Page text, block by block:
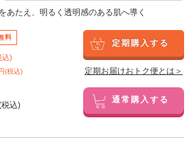
あたえ、明るく透明感のある肌へ導く
料
込)
(税込)
定期購入する
定期お届けおトク便とは＞
税込) 通常購入する